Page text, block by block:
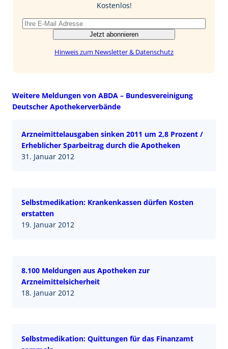
Kostenlos!
Jetzt abonnieren
Hinweis zum Newsletter & Datenschutz
Weitere Meldungen von ABDA – Bundesvereinigung
Deutscher Apothekerverbände
Arzneimittelausgaben sinken 2011 um 2,8 Prozent /
Erheblicher Sparbeitrag durch die Apotheken
31. Januar 2012
Selbstmedikation: Krankenkassen dürfen Kosten
erstatten
19. Januar 2012
8.100 Meldungen aus Apotheken zur
Arzneimittelsicherheit
18. Januar 2012
Selbstmedikation: Quittungen für das Finanzamt